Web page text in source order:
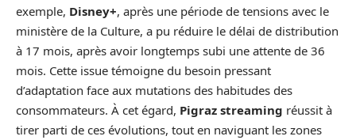
exemple, Disney+, après une période de tensions avec le
ministère de la Culture, a pu réduire le délai de distribution
à 17 mois, après avoir longtemps subi une attente de 36
mois. Cette issue témoigne du besoin pressant
d’adaptation face aux mutations des habitudes des
consommateurs. À cet égard, Pigraz streaming réussit à
tirer parti de ces évolutions, tout en naviguant les zones